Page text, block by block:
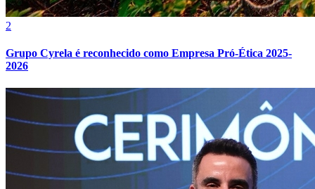
2
Grupo Cyrela é reconhecido como Empresa Pró-Ética 2025-
2026